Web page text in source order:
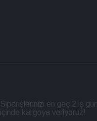
Siparişlerinizi en geç 2 iş
içinde kargoya veriyoruz!